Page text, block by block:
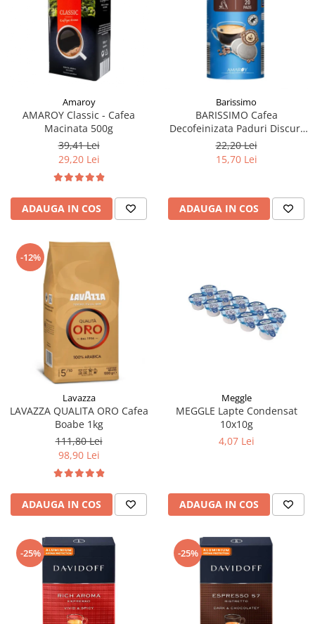
Amaroy
AMAROY Classic - Cafea
Macinata 500g
39,41 Lei
29,20 Lei
ADAUGA IN COS
Barissimo
BARISSIMO Cafea
Decofeinizata Paduri Discuri
Senseo 62mm Monodoze
20buc - 140g
22,20 Lei
15,70 Lei
ADAUGA IN COS
-12%
Lavazza
LAVAZZA QUALITA ORO Cafea
Boabe 1kg
111,80 Lei
98,90 Lei
ADAUGA IN COS
Meggle
MEGGLE Lapte Condensat
10x10g
4,07 Lei
ADAUGA IN COS
-25% -25%